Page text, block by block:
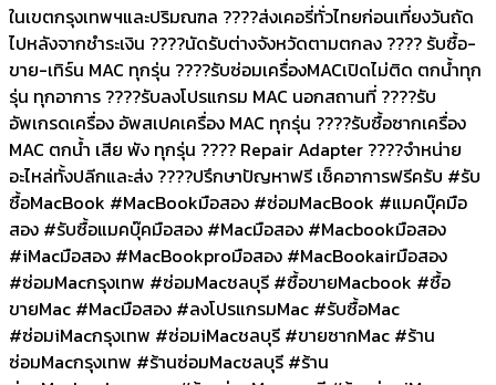
ในเขตกรุงเทพฯและปริมณฑล ????ส่งเคอรี่ทั่วไทยก่อนเที่ยงวันถัด
ไปหลังจากชำระเงิน ????นัดรับต่างจังหวัดตามตกลง ???? รับซื้อ-
ขาย-เทิร์น MAC ทุกรุ่น ????รับซ่อมเครื่องMACเปิดไม่ติด ตกน้ำทุก
รุ่น ทุกอาการ ????รับลงโปรแกรม MAC นอกสถานที่ ????รับ
อัพเกรดเครื่อง อัพสเปคเครื่อง MAC ทุกรุ่น ????รับซื้อซากเครื่อง
MAC ตกน้ำ เสีย พัง ทุกรุ่น ???? Repair Adapter ????จำหน่าย
อะไหล่ทั้งปลีกและส่ง ????ปรึกษาปัญหาฟรี เช็คอาการฟรีครับ #รับ
ซื้อMacBook #MacBookมือสอง #ซ่อมMacBook #แมคบุ๊คมือ
สอง #รับซื้อแมคบุ๊คมือสอง #Macมือสอง #Macbookมือสอง
#iMacมือสอง #MacBookproมือสอง #MacBookairมือสอง
#ซ่อมMacกรุงเทพ #ซ่อมMacชลบุรี #ซื้อขายMacbook #ซื้อ
ขายMac #Macมือสอง #ลงโปรแกรมMac #รับซื้อMac
#ซ่อมiMacกรุงเทพ #ซ่อมiMacชลบุรี #ขายซากMac #ร้าน
ซ่อมMacกรุงเทพ #ร้านซ่อมMacชลบุรี #ร้าน